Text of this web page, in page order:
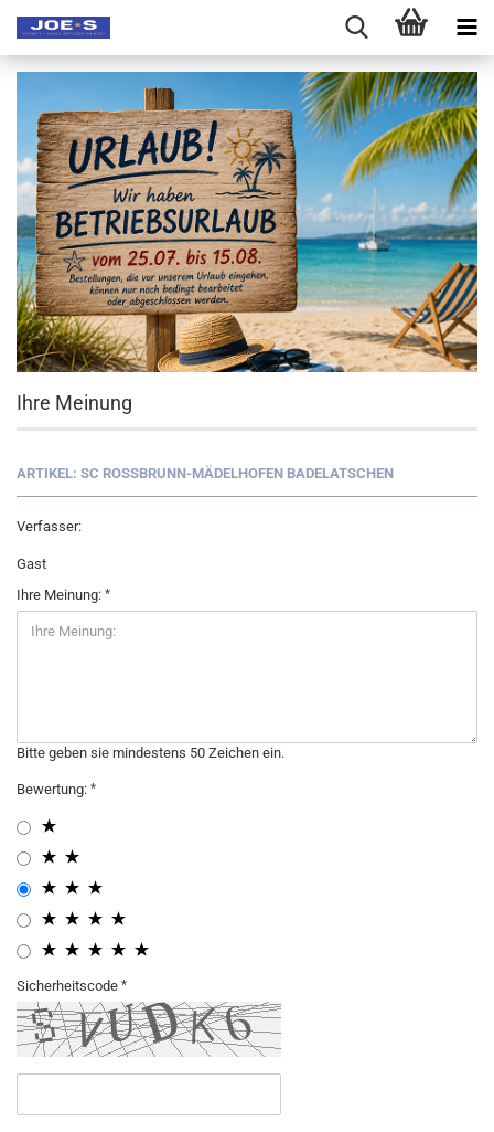
Ihre Meinung
ARTIKEL: SC ROSSBRUNN-MÄDELHOFEN BADELATSCHEN
Verfasser:
Gast
Ihre Meinung:
Bitte geben sie mindestens 50 Zeichen ein.
Bewertung:
Sicherheitscode